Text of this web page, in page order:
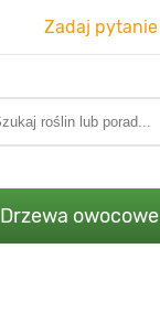
Zadaj pytanie
Drzewa owocowe